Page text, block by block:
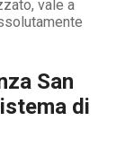
vale a
San
di